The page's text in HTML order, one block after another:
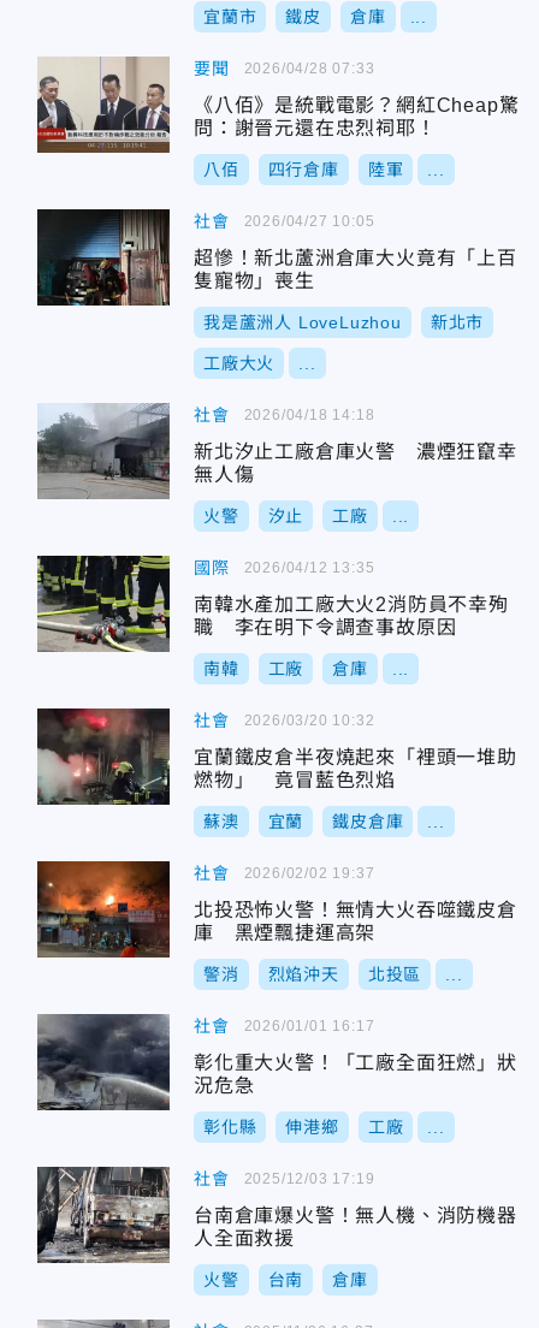
宜蘭市 鐵皮 倉庫
要聞
《八佰》是統戰電影？網紅Cheap驚
問：謝晉元還在忠烈祠耶！
八佰 四行倉庫 陸軍
2026/04/28 07:33
社會
超慘！新北蘆洲倉庫大火竟有「上百
隻寵物」喪生
我是蘆洲人 LoveLuzhou 新北市
工廠大火
2026/04/27 10:05
社會
新北汐止工廠倉庫火警 濃煙狂竄幸
無人傷
火警 汐止 工廠
2026/04/18 14:18
國際
南韓水產加工廠大火2消防員不幸殉
職 李在明下令調查事故原因
南韓 工廠 倉庫
2026/04/12 13:35
社會
宜蘭鐵皮倉半夜燒起來「裡頭一堆助
燃物」 竟冒藍色烈焰
蘇澳 宜蘭 鐵皮倉庫
2026/03/20 10:32
社會
北投恐怖火警！無情大火吞噬鐵皮倉
庫 黑煙飄捷運高架
警消 烈焰沖天 北投區
2026/02/02 19:37
社會
彰化重大火警！「工廠全面狂燃」狀
況危急
彰化縣 伸港鄉 工廠
2026/01/01 16:17
社會
台南倉庫爆火警！無人機、消防機器
人全面救援
火警 台南 倉庫
2025/12/03 17:19